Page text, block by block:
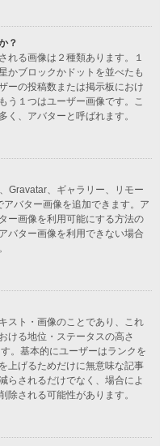
？
れる画像は２種類あります。１
かブロックかドットを並べたも
ーの投稿数または掲示板におけ
う１つはユーザー画像です。こ
く、アバターと呼ばれます。
Gravatar、ギャラリー、リモー
バター画像を追加できます。ア
ー画像を利用可能にする方法の
バター画像を利用できない場合
スト・画像のことであり、これ
ける地位・ステータスの高さ
。基本的にユーザーはランクを
上げるためだけに無意味な記事
らされるだけでなく、場合によ
除される可能性があります。